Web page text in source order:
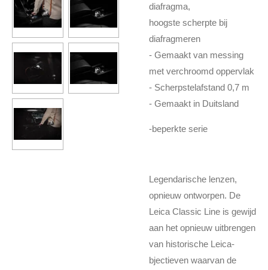
diafragma,
hoogste scherpte bij
diafragmeren
- Gemaakt van messing
met verchroomd oppervlak
- Scherpstelafstand 0,7 m
- Gemaakt in Duitsland
-beperkte serie
Legendarische lenzen,
opnieuw ontworpen. De
Leica Classic Line is gewijd
aan het opnieuw uitbrengen
van historische Leica-
bjectieven waarvan de